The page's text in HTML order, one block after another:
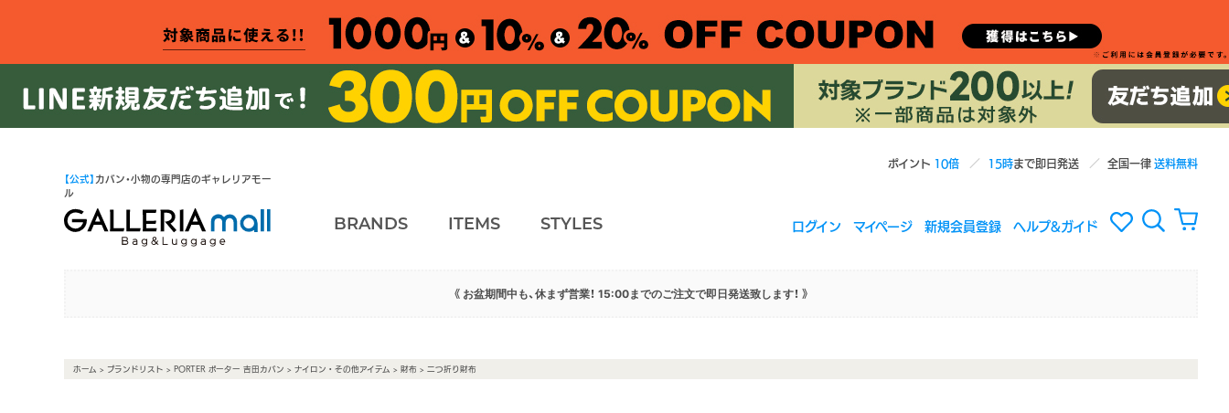
ポイント 10倍 15時まで即日発送 全国一律送料無料
【公式】 カバン・小物の専門店のギャレリアモー
ル
BRANDS ITEMS STYLES ログイン マイページ 新規会員登録 ヘルプ&ガイド
《 お盆期間中も、休まず営業！ 15:00までのご注文で即日発送致します！ 》
ホーム > ブランドリスト > PORTER ポーター 吉田カバン > ナイロン・その他アイテム > 財布 > 二つ折り財布